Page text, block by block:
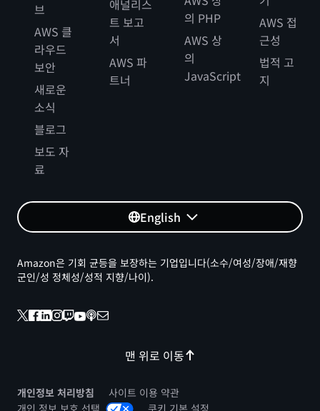
브
AWS 클
라우드
보안
새로운
소식
블로그
보도 자
료
애널리스
트 보고
서
AWS 파
트너
의 PHP
AWS 상
의
JavaScript
AWS 접
근성
법적 고
지
English
맨 위로 이동
Amazon은 기회 균등을 보장하는 기업입니다(소수/여성/장애/재향
군인/성 정체성/성적 지향/나이).
개인정보 처리방침
사이트 이용 약관